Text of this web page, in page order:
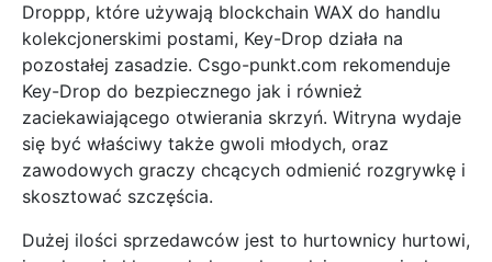
Droppp, które używają blockchain WAX do handlu
kolekcjonerskimi postami, Key-Drop działa na
pozostałej zasadzie. Csgo-punkt.com rekomenduje
Key-Drop do bezpiecznego jak i również
zaciekawiającego otwierania skrzyń. Witryna wydaje
się być właściwy także gwoli młodych, oraz
zawodowych graczy chcących odmienić rozgrywkę i
skosztować szczęścia.
Dużej ilości sprzedawców jest to hurtownicy hurtowi,